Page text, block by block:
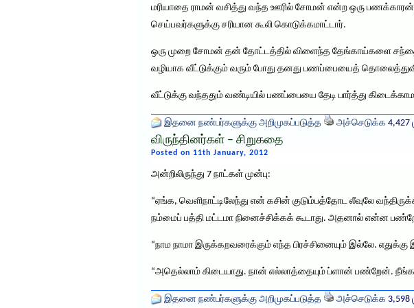
மரியாதை ராமன் வசித்து வந்த ஊரில் சோமன் என்ற ஒரு
செய்பவர்களுக்கு சரியான கூலி கொடுக்கமாட்டார்.
ஒரு முறை சோமன் தன் தோட்டத்தில் விளைந்த தேங்காய்களை
வழியாக வீட்டுக்கும் வரும் போது தனது பணப்பையைத்
வீட்டுக்கு வந்ததும் வண்டியில் பணப்பையை தேடி பார்த்து
இதனை நண்பர்களுக்கு அறிமுகப்படுத்த அச்செடுக்க 4,427
விருந்தினர்கள் – சிறுகதை
Posted on 11th January, 2012
அன்றிலிருந்து 7 நாட்கள் முன்பு:
“ஏங்க, வெளிநாட்டிலேந்து என் கசின் குடும்பத்தோட லீவுலே
நம்மைப் பத்தி மட்டமா நினைச்சிக்கக் கூடாது. அதனால் என்ன
“நாம நாமா இருக்கறவரைக்கும் எந்த பிரச்சினையும் இல்லே. எதுக்கு
“அதெல்லாம் கிடையாது. நான் எல்லாத்தையும் ப்ளான் பண்றேன்.
இதனை நண்பர்களுக்கு அறிமுகப்படுத்த அச்செடுக்க 3,598